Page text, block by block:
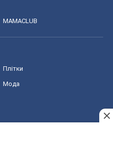
MAMACLUB
Плітки
Мода